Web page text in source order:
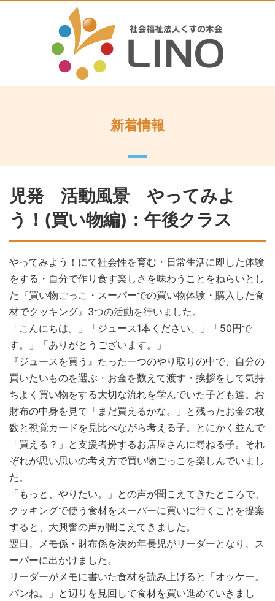
新着情報
児発 活動風景 やってみよ
う！(買い物編)：午後クラス
やってみよう！にて社会性を育む・日常生活に即した体験
をする・自分で作り食す楽しさを味わうことをねらいとし
た『買い物ごっこ・スーパーでの買い物体験・購入した食
材でクッキング』3つの活動を行いました。
「こんにちは。」「ジュース1本ください。」「50円で
す。」「ありがとうございます。」
『ジュースを買う』たった一つのやり取りの中で、自分の
買いたいものを選ぶ・お金を数えて渡す・挨拶をして気持
ちよく買い物をする大切な流れを学んでいた子ども達。お
財布の中身を見て「まだ買えるかな。」と残ったお金の枚
数と視覚カードを見比べながら考える子。とにかく並んで
「買える？」と支援者扮するお店屋さんに尋ねる子。それ
ぞれが思い思いの考え方で買い物ごっこを楽しんでいまし
た。
「もっと、やりたい。」との声が聞こえてきたところで、
クッキングで使う食材をスーパーに買いに行くことを提案
すると、大興奮の声が聞こえてきました。
翌日、メモ係・財布係を決め年長児がリーダーとなり、ス
ーパーに出かけました。
リーダーがメモに書いた食材を読み上げると「オッケー。
パンね。」と辺りを見回して食材を買い進めていきまし